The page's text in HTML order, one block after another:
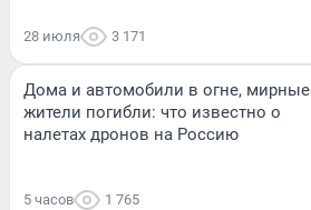
28 июля 3 171
Дома и автомобили в огне, мирные
жители погибли: что известно о
налетах дронов на Россию
5 часов 1 765